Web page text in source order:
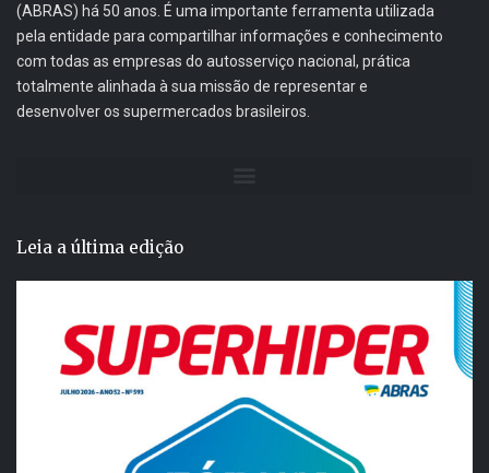
(ABRAS) há 50 anos. É uma importante ferramenta utilizada
pela entidade para compartilhar informações e conhecimento
com todas as empresas do autosserviço nacional, prática
totalmente alinhada à sua missão de representar e
desenvolver os supermercados brasileiros.
Leia a última edição